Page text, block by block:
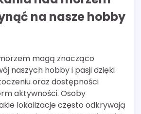
na nasze hobby
mogą znacząco
naszych hobby i pasji dzięki
oraz dostępności
aktywności. Osoby
lokalizacje często odkrywają